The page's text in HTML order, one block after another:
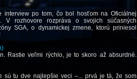
interview po tom, čo bol hosťom na Oficiálnej
V rozhovore rozpráva o svojich súčasných
SGA, o dynamickej zmene, ktorú priniesol
Rastie veľmi rýchlo, je to skoro až absurdné.
sú tu dve najlepšie veci –... prvá je tá, že som